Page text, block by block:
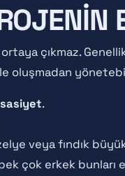
çıkmaz.
oluşmadan
.
veya fındık
çok erkek